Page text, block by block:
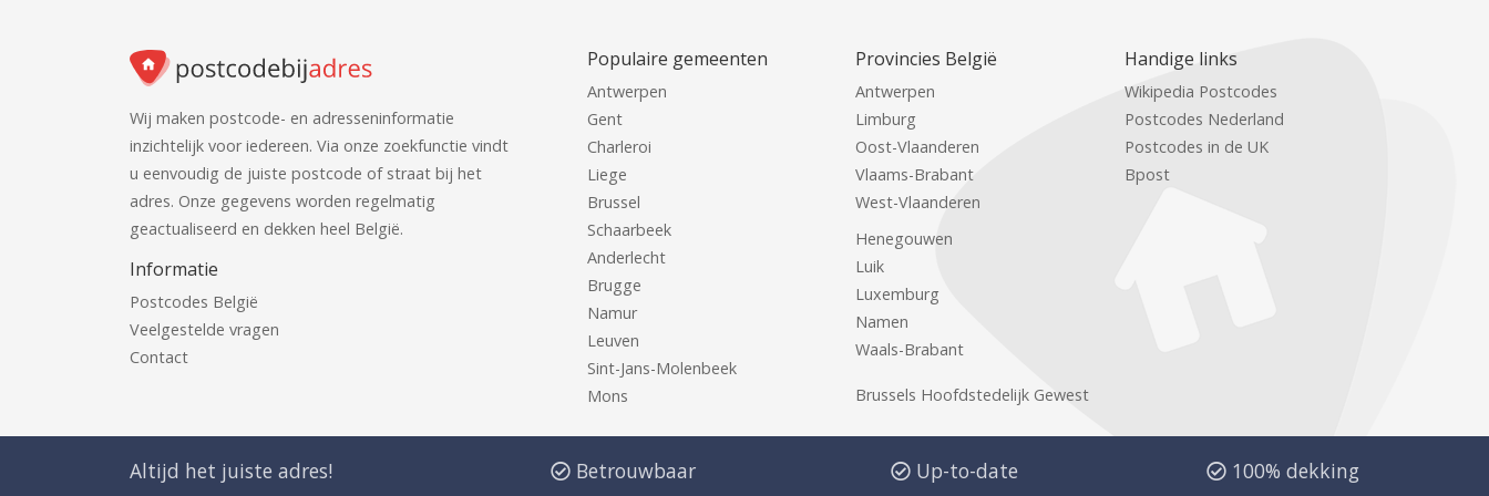
Wij maken postcode- en adresseninformatie
inzichtelijk voor iedereen. Via onze zoekfunctie vindt
u eenvoudig de juiste postcode of straat bij het
adres. Onze gegevens worden regelmatig
geactualiseerd en dekken heel België.
Informatie
Postcodes België
Veelgestelde vragen
Contact
Populaire gemeenten
Antwerpen
Gent
Charleroi
Liege
Brussel
Schaarbeek
Anderlecht
Brugge
Namur
Leuven
Sint-Jans-Molenbeek
Mons
Provincies België
Antwerpen
Limburg
Oost-Vlaanderen
Vlaams-Brabant
West-Vlaanderen
Henegouwen
Luik
Luxemburg
Namen
Waals-Brabant
Brussels Hoofdstedelijk Gewest
Handige links
Wikipedia Postcodes
Postcodes Nederland
Postcodes in de UK
Bpost
Altijd het juiste adres! Betrouwbaar Up-to-date 100% dekking